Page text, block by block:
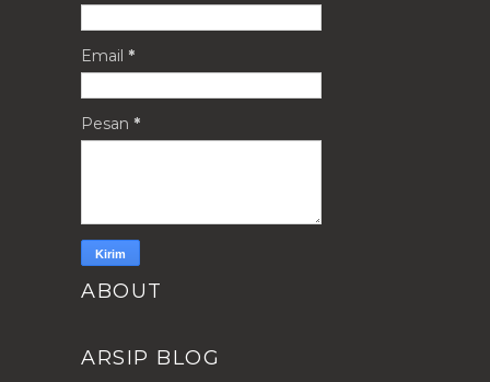
Email *
Pesan *
ABOUT
ARSIP BLOG